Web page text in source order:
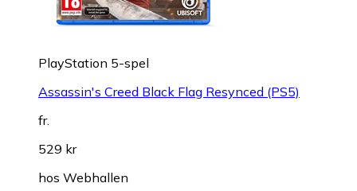
PlayStation 5-spel
Assassin's Creed Black Flag Resynced (PS5)
fr.
529 kr
hos Webhallen